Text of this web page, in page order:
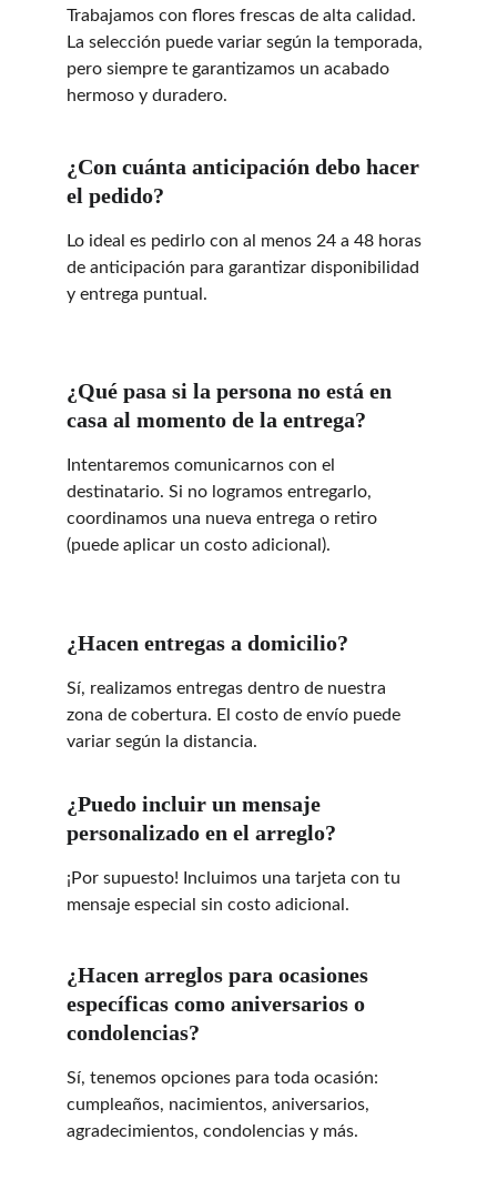
Trabajamos con flores frescas de alta calidad.
La selección puede variar según la temporada,
pero siempre te garantizamos un acabado
hermoso y duradero.
¿Con cuánta anticipación debo hacer
el pedido?
Lo ideal es pedirlo con al menos 24 a 48 horas
de anticipación para garantizar disponibilidad
y entrega puntual.
¿Qué pasa si la persona no está en
casa al momento de la entrega?
Intentaremos comunicarnos con el
destinatario. Si no logramos entregarlo,
coordinamos una nueva entrega o retiro
(puede aplicar un costo adicional).
¿Hacen entregas a domicilio?
Sí, realizamos entregas dentro de nuestra
zona de cobertura. El costo de envío puede
variar según la distancia.
¿Hacen arreglos para ocasiones
específicas como aniversarios o
condolencias?
Sí, tenemos opciones para toda ocasión:
cumpleaños, nacimientos, aniversarios,
agradecimientos, condolencias y más.
¿Puedo incluir un mensaje
personalizado en el arreglo?
¡Por supuesto! Incluimos una tarjeta con tu
mensaje especial sin costo adicional.